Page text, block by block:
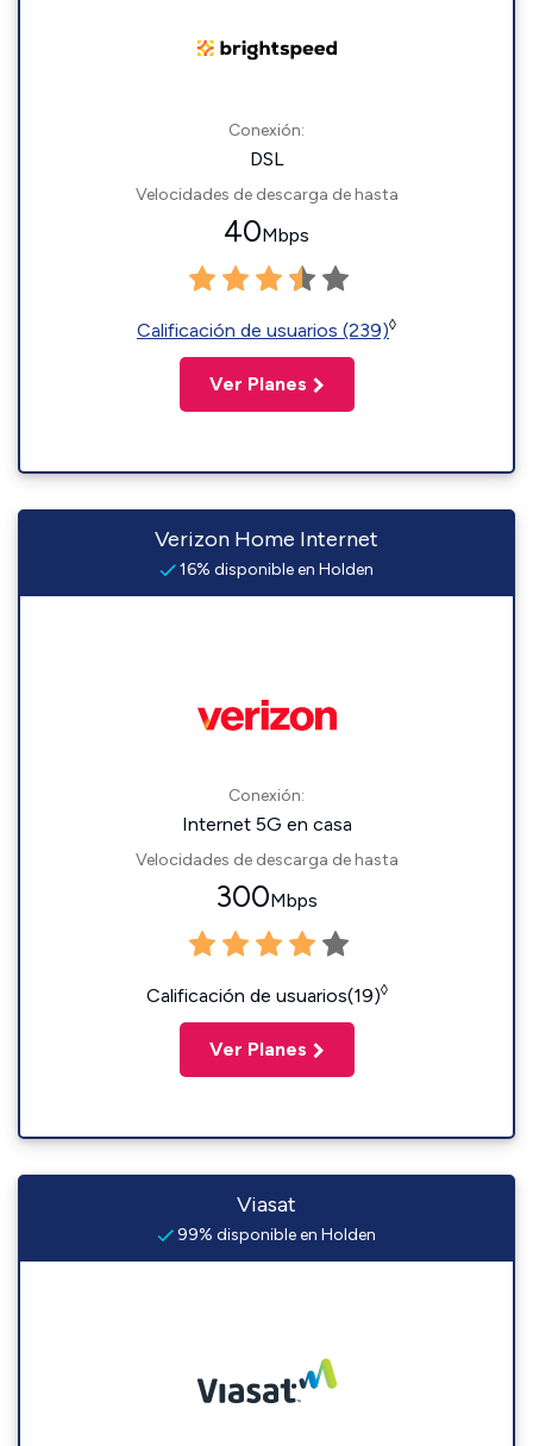
Conexión:
DSL
Velocidades de descarga de hasta
40Mbps
Calificación de usuarios (239)◊
Ver Planes
Verizon Home Internet
16% disponible en Holden
Conexión:
Internet 5G en casa
Velocidades de descarga de hasta
300Mbps
Calificación de usuarios(19)◊
Ver Planes
Viasat
99% disponible en Holden